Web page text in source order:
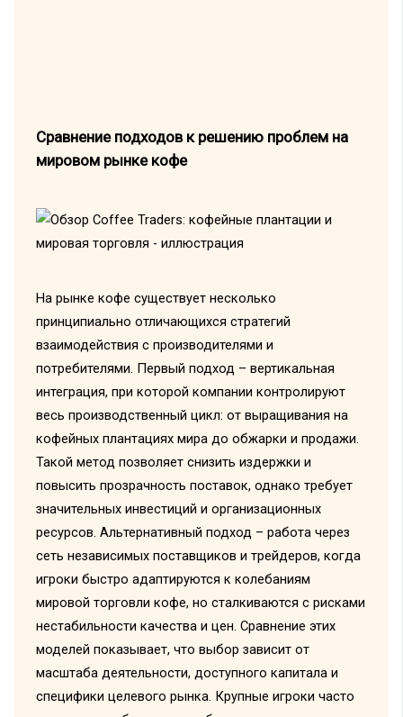
Сравнение подходов к решению проблем на
мировом рынке кофе
На рынке кофе существует несколько
принципиально отличающихся стратегий
взаимодействия с производителями и
потребителями. Первый подход – вертикальная
интеграция, при которой компании контролируют
весь производственный цикл: от выращивания на
кофейных плантациях мира до обжарки и продажи.
Такой метод позволяет снизить издержки и
повысить прозрачность поставок, однако требует
значительных инвестиций и организационных
ресурсов. Альтернативный подход – работа через
сеть независимых поставщиков и трейдеров, когда
игроки быстро адаптируются к колебаниям
мировой торговли кофе, но сталкиваются с рисками
нестабильности качества и цен. Сравнение этих
моделей показывает, что выбор зависит от
масштаба деятельности, доступного капитала и
специфики целевого рынка. Крупные игроки часто